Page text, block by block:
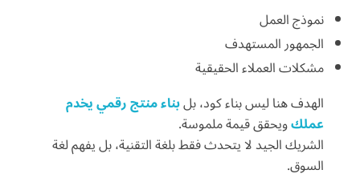
نموذج العمل
الجمهور المستهدف
مشكلات العملاء الحقيقية
الهدف هنا ليس بناء كود، بلبناء منتج رقمي يخدم
عملكويحقق قيمة ملموسة.
الشريك الجيد لا يتحدث فقط بلغة التقنية، بل يفهم لغة
السوق.